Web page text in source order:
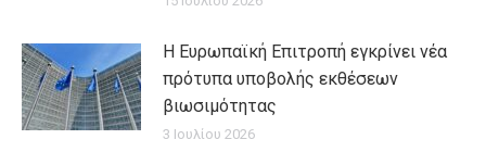
Η Ευρωπαϊκή Επιτροπή εγκρίνει νέα
πρότυπα υποβολής εκθέσεων
βιωσιμότητας
3 Ιουλίου 2026